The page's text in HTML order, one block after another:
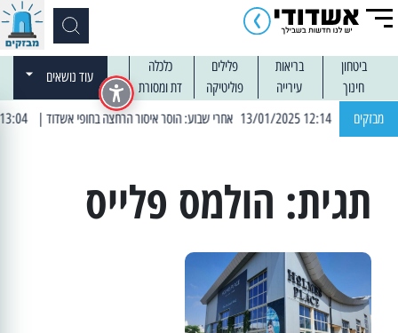
ביטחון בריאות פלילים
כלכלה
חינוך
עירייה פוליטיקה דת ומסורת
עוד נושאים
מבזקים
| 12:14 13/01/2025 אחרי שבוע: הוסר איסור הרחצה בחופי אשדוד | 13:04 14/01/2025 עובדים בלילות: עבודות קרצוף וריבוד אספלט
תגית: הולמס פלייס